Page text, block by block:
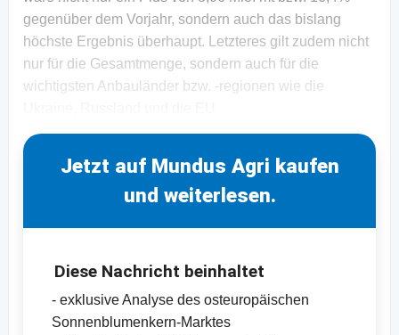
gegenüber dem Vorjahr, sondern auch das bislang
höchste Ergebnis überhaupt. Letzteres gilt zudem nicht
nur für die Gesamtmenge, sondern auch für die
wichtigsten Anbauländer bzw. -regionen wie die
Jetzt auf Mundus Agri kaufen
und weiterlesen.
Diese Nachricht beinhaltet
- exklusive Analyse des osteuropäischen
Sonnenblumenkern-Marktes